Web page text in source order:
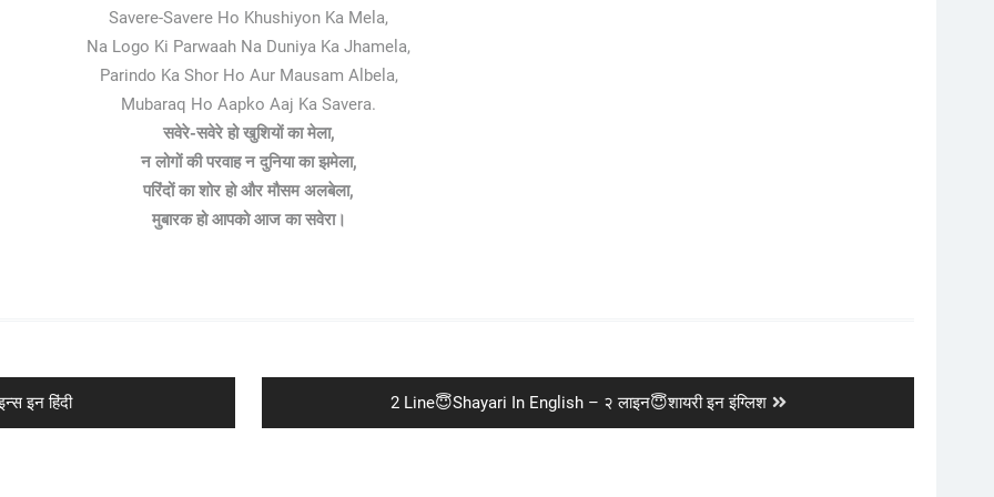
Savere-Savere Ho Khushiyon Ka Mela,
Na Logo Ki Parwaah Na Duniya Ka Jhamela,
Parindo Ka Shor Ho Aur Mausam Albela,
Mubaraq Ho Aapko Aaj Ka Savera.
सवेरे-सवेरे हो खुशियों का मेला,
न लोगों की परवाह न दुनिया का झमेला,
परिंदों का शोर हो और मौसम अलबेला,
मुबारक हो आपको आज का सवेरा।
इन हिंदी
Next
post:
2 Line😇Shayari In English – २ लाइन😇शायरी इन इंग्लिश